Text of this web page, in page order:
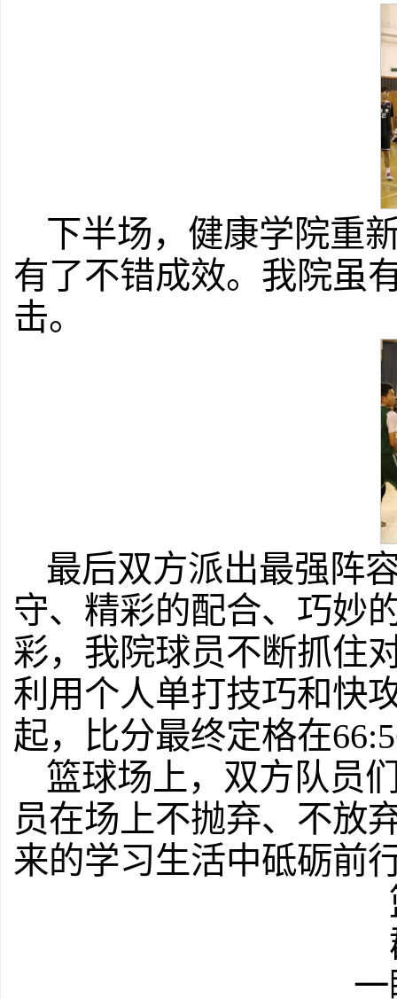
下半场，健康学院重
有了不错成效。我院虽
击。
最后双方派出最强阵
守、精彩的配合、巧妙
彩，我院球员不断抓住
利用个人单打技巧和快
起，比分最终定格在
篮球场上，双方队员
员在场上不抛弃、不放
来的学习生活中砥砺前